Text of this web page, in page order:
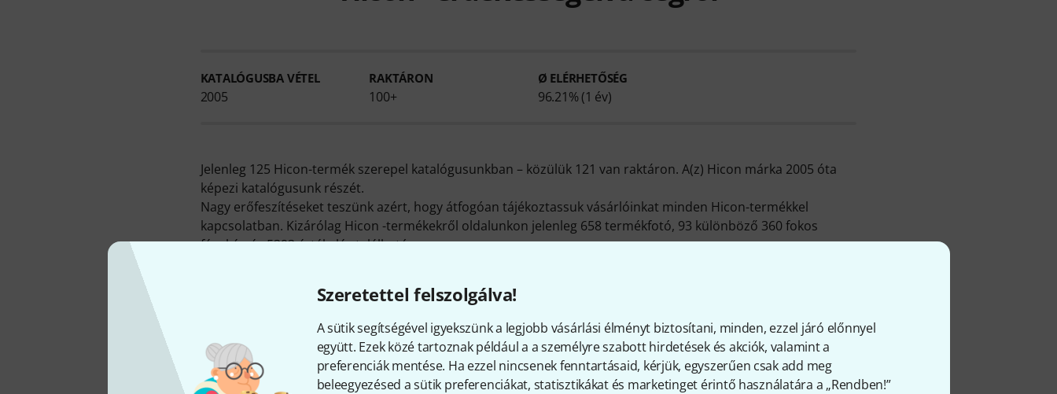
Szeretettel felszolgálva!
A sütik segítségével igyekszünk a legjobb vásárlási élményt biztosítani, minden, ezzel járó előnnyel
együtt. Ezek közé tartoznak például a a személyre szabott hirdetések és akciók, valamint a
preferenciák mentése. Ha ezzel nincsenek fenntartásaid, kérjük, egyszerűen csak add meg
beleegyezésed a sütik preferenciákat, statisztikákat és marketinget érintő használatára a „Rendben!”
KATALÓGUSBA VÉTEL
2005
RAKTÁRON
100+
Ø ELÉRHETŐSÉG
96.21% (1 év)
Jelenleg 125 Hicon-termék szerepel katalógusunkban – közülük 121 van raktáron. A(z) Hicon márka 2005 óta
képezi katalógusunk részét.
Nagy erőfeszítéseket teszünk azért, hogy átfogóan tájékoztassuk vásárlóinkat minden Hicon-termékkel
kapcsolatban. Kizárólag Hicon -termékekről oldalunkon jelenleg 658 termékfotó, 93 különböző 360 fokos
fénykép és 5393 értékelés található meg.
Pillanatnyilag legkeresettebb termékünk a méltán népszerű
Hicon HI-J63MA05 Angled Jack . Az abszolút bajnok
Hicon HI-J35S-Screw-M
jelenlegi adataink szerint összesen 50.000 alkalommal kelt el áruházunkból.
Minden Hicon-termékre 5 évnyi garanciát biztosít a gyártó!
A gyártóval kapcsolatban itt találsz bővebb tájékoztatást: http://www.sommercable.com